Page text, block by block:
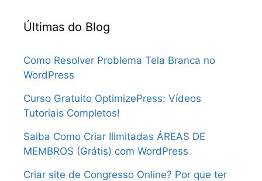
Últimas do Blog
Como Resolver Problema Tela Branca no
WordPress
Curso Gratuito OptimizePress: Vídeos
Tutoriais Completos!
Saiba Como Criar Ilimitadas ÁREAS DE
MEMBROS (Grátis) com WordPress
Criar site de Congresso Online? Por que ter